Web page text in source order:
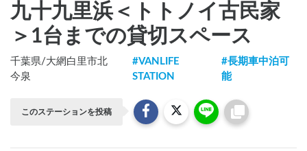
九十九里浜＜トトノイ古民家
＞1台までの貸切スペース
千葉県/大網白里市北
今泉
#VANLIFE
STATION
#長期車中泊可
能
このステーションを投稿